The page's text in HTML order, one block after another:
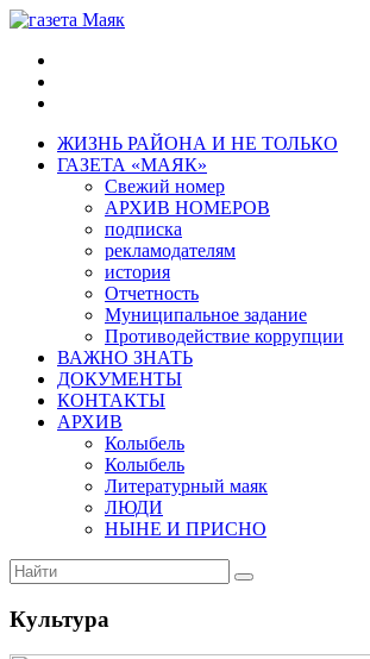
ЖИЗНЬ РАЙОНА И НЕ ТОЛЬКО
ГАЗЕТА «МАЯК»
Свежий номер
АРХИВ НОМЕРОВ
подписка
рекламодателям
история
Отчетность
Муниципальное задание
Противодействие коррупции
ВАЖНО ЗНАТЬ
ДОКУМЕНТЫ
КОНТАКТЫ
АРХИВ
Колыбель
Колыбель
Литературный маяк
ЛЮДИ
НЫНЕ И ПРИСНО
Культура